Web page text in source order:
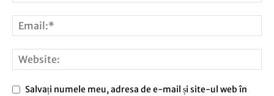
Salvați numele meu, adresa de e-mail și site-ul web în